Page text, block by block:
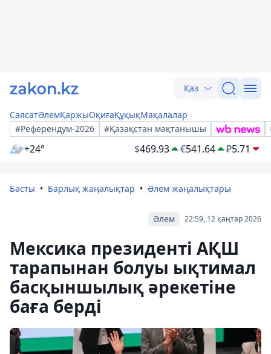
Қаз
СаясатӘлемҚаржыОқиғаҚұқықМақалалар
#Референдум-2026
#Қазақстан мақтанышы
+24° $469.93 €541.64 ₽5.71
Басты Барлық жаңалықтар Әлем жаңалықтары
22:59, 12 қаңтар 2026
Әлем
Мексика президенті АҚШ
тарапынан болуы ықтимал
басқыншылық әрекетіне
баға берді